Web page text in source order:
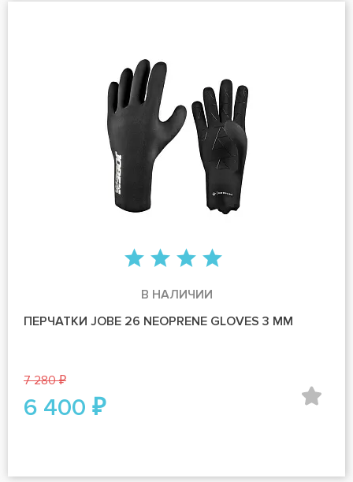
В НАЛИЧИИ
ПЕРЧАТКИ JOBE 26 NEOPRENE GLOVES 3 MM
7 280 ₽
6 400 ₽